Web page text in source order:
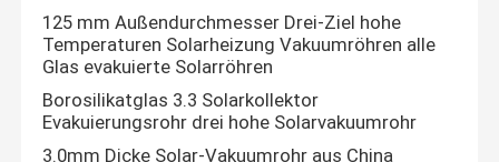
125 mm Außendurchmesser Drei-Ziel hohe
Temperaturen Solarheizung Vakuumröhren alle
Glas evakuierte Solarröhren
Borosilikatglas 3.3 Solarkollektor
Evakuierungsrohr drei hohe Solarvakuumrohr
3.0mm Dicke Solar-Vakuumrohr aus China